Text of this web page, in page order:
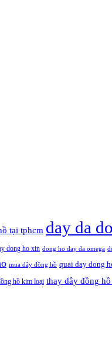
tại tphcm day da
dong ho xin dong ho day da omega
mua dây đồng hồ quai day dong
hồ kim loại thay dây đồng